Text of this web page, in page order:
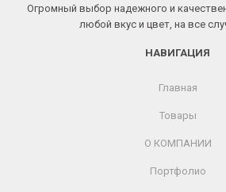
Огромный выбор надежного и
любой вкус и цвет, на все
НАВИГАЦИЯ
Главная
Товары
О КОМПАНИИ
Портфолио